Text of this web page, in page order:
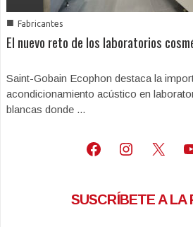
■ Fabricantes
El nuevo reto de los laboratorios
Saint-Gobain Ecophon destaca la
acondicionamiento acústico en
blancas donde ...
Facebook
Instagram
X
SUSCRÍBETE A LA